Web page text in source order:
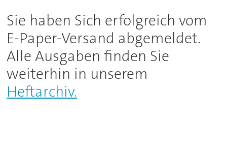
Archiv
Sie haben Sich erfolgreich vom
E-Paper-Versand abgemeldet.
Alle Ausgaben finden Sie
weiterhin in unserem
Heftarchiv.